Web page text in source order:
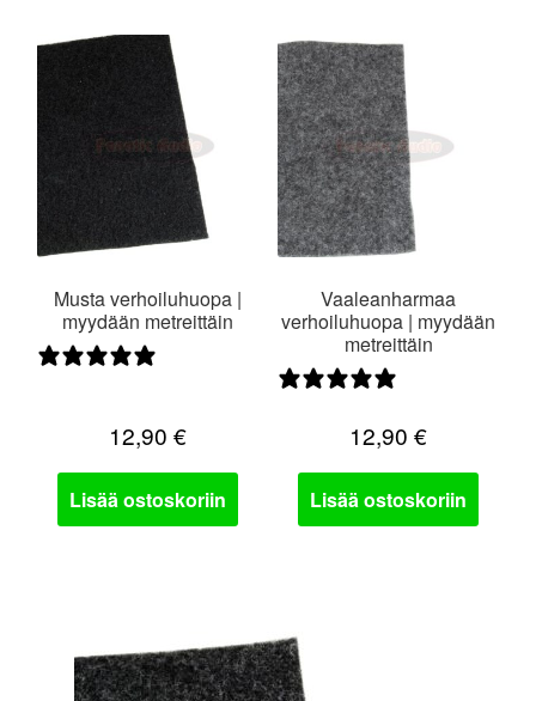
Musta verhoiluhuopa |
myydään metreittäin
12,90 €
Lisää ostoskoriin
Vaaleanharmaa
verhoiluhuopa | myydään
metreittäin
12,90€
Lisää ostoskoriin